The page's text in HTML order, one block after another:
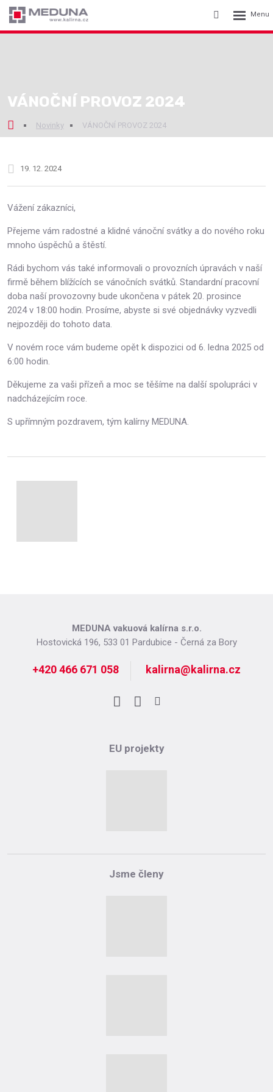
Vyhledávání
Rozbalení
VÁNOČNÍ PROVOZ 2024
Novinky VÁNOČNÍ PROVOZ 2024
19. 12. 2024
Vážení zákazníci,
Přejeme vám radostné a klidné vánoční svátky a do nového roku
mnoho úspěchů a štěstí.
Rádi bychom vás také informovali o provozních úpravách v naší
firmě během blížících se vánočních svátků. Standardní pracovní
doba naší provozovny bude ukončena v pátek 20. prosince
2024 v 18:00 hodin. Prosíme, abyste si své objednávky vyzvedli
nejpozději do tohoto data.
V novém roce vám budeme opět k dispozici od 6. ledna 2025 od
6:00 hodin.
Děkujeme za vaši přízeň a moc se těšíme na další spolupráci v
nadcházejícím roce.
S upřímným pozdravem, tým kalírny MEDUNA.
MEDUNA vakuová kalírna s.r.o.
Hostovická 196, 533 01 Pardubice - Černá za Bory
+420 466 671 058 kalirna@kalirna.cz
Facebook
LinkedIn
EU projekty
Jsme členy